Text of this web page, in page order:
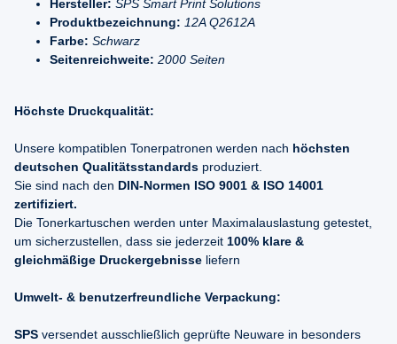
Hersteller: SPS Smart Print Solutions
Produktbezeichnung: 12A Q2612A
Farbe: Schwarz
Seitenreichweite: 2000 Seiten
Höchste Druckqualität:
Unsere kompatiblen Tonerpatronen werden nach höchsten
deutschen Qualitätsstandards produziert.
Sie sind nach den DIN-Normen ISO 9001 & ISO 14001
zertifiziert.
Die Tonerkartuschen werden unter Maximalauslastung getestet,
um sicherzustellen, dass sie jederzeit 100% klare &
gleichmäßige Druckergebnisse liefern
Umwelt- & benutzerfreundliche Verpackung:
SPS versendet ausschließlich geprüfte Neuware in besonders